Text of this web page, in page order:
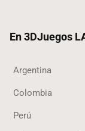
En 3DJuegos
Argentina
Colombia
Perú